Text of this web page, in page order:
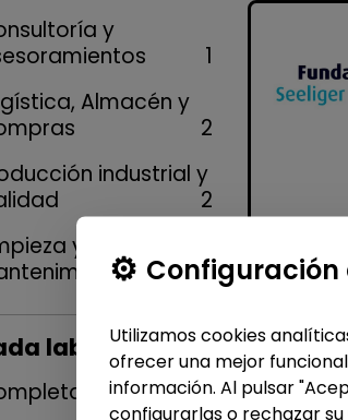
y
1
Almacén y
2
industrial y
2
y
2
laboral
11
Configuración
Utilizamos cookies
ofrecer una mejor
información. Al pulsar
configurarlas o rechazar su